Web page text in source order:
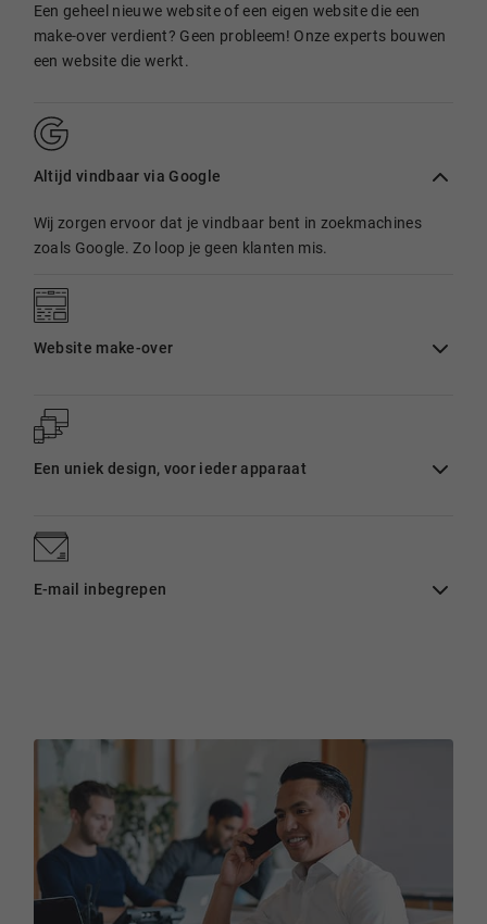
Een geheel nieuwe website of een eigen website die een
make-over verdient? Geen probleem! Onze experts bouwen
een website die werkt.
Altijd vindbaar via Google
Wij zorgen ervoor dat je vindbaar bent in zoekmachines
zoals Google. Zo loop je geen klanten mis.
Website make-over
Een uniek design, voor ieder apparaat
E-mail inbegrepen